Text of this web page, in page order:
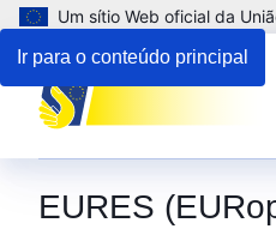
Ir para o conteúdo principal
Um sítio Web oficial da
EURES